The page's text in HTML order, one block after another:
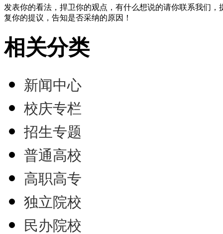
发表你的看法，捍卫你的观点，有什么想说的请你联系我们，
复你的提议，告知是否采纳的原因！
相关分类
新闻中心
校庆专栏
招生专题
普通高校
高职高专
独立院校
民办院校